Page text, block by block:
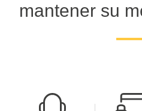
mantener su